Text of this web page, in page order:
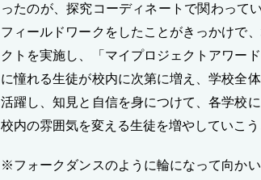
ったのが、探究コーディネートで関わって
フィールドワークをしたことがきっかけで
クトを実施し、「マイプロジェクトアワー
に憧れる生徒が校内に次第に増え、学校全
活躍し、知見と自信を身につけて、各学校
校内の雰囲気を変える生徒を増やしていこ
※フォークダンスのように輪になって向か